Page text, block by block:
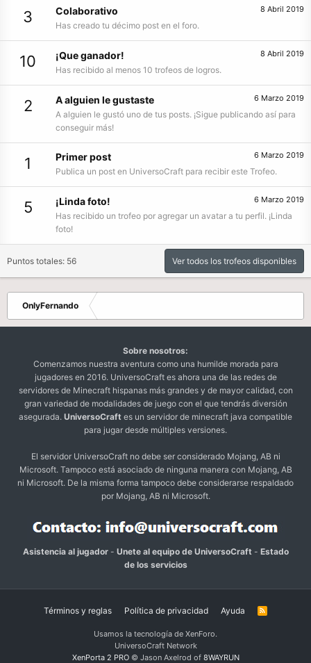
3 8 Abril 2019
Colaborativo
Has creado tu décimo post en el foro.
10 8 Abril 2019
¡Que ganador!
Has recibido al menos 10 trofeos de logros.
2 6 Marzo 2019
A alguien le gustaste
A alguien le gustó uno de tus posts. ¡Sigue publicando así para
conseguir más!
1 6 Marzo 2019
Primer post
Publica un post en UniversoCraft para recibir este Trofeo.
5 6 Marzo 2019
¡Linda foto!
Has recibido un trofeo por agregar un avatar a tu perfil. ¡Linda
foto!
Puntos totales: 56 Ver todos los trofeos disponibles
OnlyFernando
Sobre nosotros:
Comenzamos nuestra aventura como una humilde morada para
jugadores en 2016. UniversoCraft es ahora una de las redes de
servidores de Minecraft hispanas más grandes y de mayor calidad, con
gran variedad de modalidades de juego con el que tendrás diversión
asegurada. UniversoCraft es un servidor de minecraft java compatible
para jugar desde múltiples versiones.
El servidor UniversoCraft no debe ser considerado Mojang, AB ni
Microsoft. Tampoco está asociado de ninguna manera con Mojang, AB
ni Microsoft. De la misma forma tampoco debe considerarse respaldado
por Mojang, AB ni Microsoft.
Asistencia al jugador- Unete al equipo de UniversoCraft - Estado
de los servicios
Términos y reglas Política de privacidad Ayuda
R
Usamos la tecnología de XenForo.
UniversoCraft Network
XenPorta 2 PRO© Jason Axelrod of 8WAYRUN